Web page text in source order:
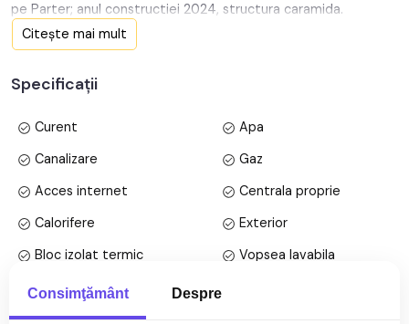
pe Parter; anul constructiei 2024, structura caramida.
Suprafata utila de 76 mp.
• Hol;
• Baie;
• Living ;
• Dormitor ;
• Usa intrare: pvc;
• Pereti: vopsea lavabila;
Citește mai mult
Specificații
Curent
Apa
Canalizare
Gaz
Acces internet
Centrala proprie
Calorifere
Exterior
Bloc izolat termic
Vopsea lavabila
Parchet
PVC
Mai multe specificații
Consimţământ Despre